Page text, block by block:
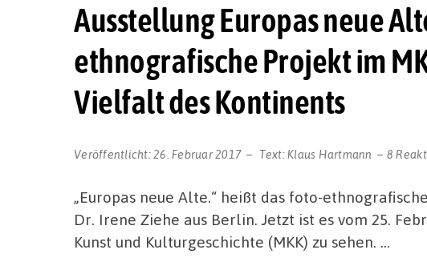
Ausstellung Europas neue
ethnografische Projekt im
Vielfalt des Kontinents
Veröffentlicht:26. Februar 2017 Text:Klaus Hartmann 8
„Europas neue Alte.“ heißt das foto-
Dr. Irene Ziehe aus Berlin. Jetzt ist es vom 25.
Kunst und Kulturgeschichte (MKK) zu sehen. …